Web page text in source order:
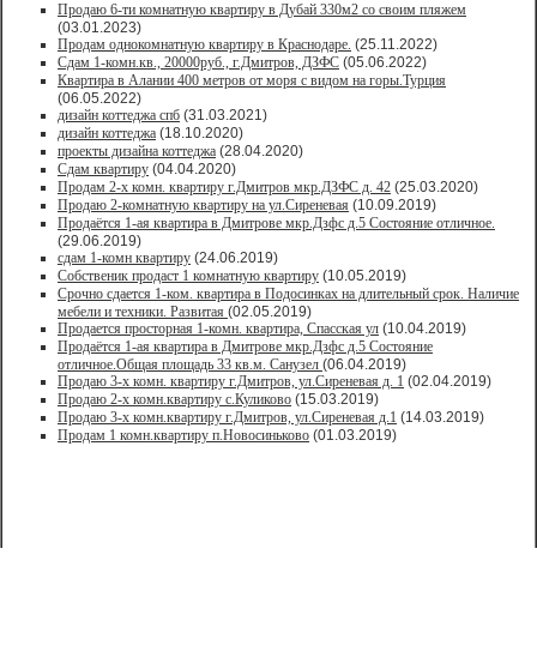
Продаю 6-ти комнатную квартиру в Дубай 330м2 со своим пляжем
(03.01.2023)
Продам однокомнатную квартиру в Краснодаре. (25.11.2022)
Сдам 1-комн.кв., 20000руб., г.Дмитров, ДЗФС (05.06.2022)
Квартира в Алании 400 метров от моря с видом на горы.Турция
(06.05.2022)
дизайн коттеджа спб (31.03.2021)
дизайн коттеджа (18.10.2020)
проекты дизайна коттеджа (28.04.2020)
Сдам квартиру (04.04.2020)
Продам 2-х комн. квартиру г.Дмитров мкр.ДЗФС д. 42 (25.03.2020)
Продаю 2-комнатную квартиру на ул.Сиреневая (10.09.2019)
Продаётся 1-ая квартира в Дмитрове мкр.Дзфс д.5 Состояние отличное.
(29.06.2019)
сдам 1-комн квартиру (24.06.2019)
Собственик продаст 1 комнатную квартиру (10.05.2019)
Срочно сдается 1-ком. квартира в Подосинках на длительный срок. Наличие
мебели и техники. Развитая (02.05.2019)
Продается просторная 1-комн. квартира, Спасская ул (10.04.2019)
Продаётся 1-ая квартира в Дмитрове мкр.Дзфс д.5 Состояние
отличное.Общая площадь 33 кв.м. Санузел (06.04.2019)
Продаю 3-х комн. квартиру г.Дмитров, ул.Сиреневая д. 1 (02.04.2019)
Продаю 2-х комн.квартиру с.Куликово (15.03.2019)
Продаю 3-х комн.квартиру г.Дмитров, ул.Сиреневая д.1 (14.03.2019)
Продам 1 комн.квартиру п.Новосиньково (01.03.2019)